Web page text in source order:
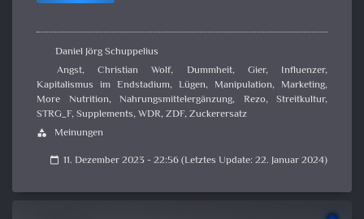
Daniel Jörg Schuppelius
Angst,Christian Wolf, Dummheit, Gier, Influenzer,
Kapitalismus im Endstadium, Lügen, Manipulation, Marketing,
More Nutrition, Nahrungsmittelergänzung, Rezo, Streitkultur,
STRG_F,Supplements,WDR,ZDF,Zuckerersatz
category Meinungen
calendar_today 11. Dezember 2023 - 22:56 (Letztes Update: 22. Januar 2024)